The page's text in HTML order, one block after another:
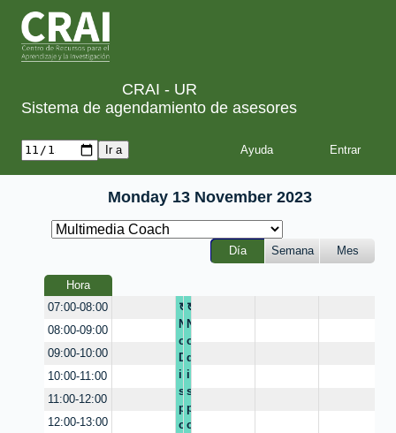
CRAI - UR
Sistema de agendamiento de asesores
Ayuda
Monday 13 November 2023
Día Semana Mes
Hora
07:00-08:00
N
o
D
i
s
p
o
N
o
d
i
s
p
o
08:00-09:00
09:00-10:00
10:00-11:00
11:00-12:00
12:00-13:00